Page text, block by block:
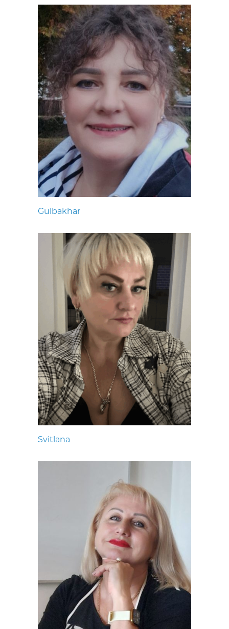
Gulbakhar
Svitlana